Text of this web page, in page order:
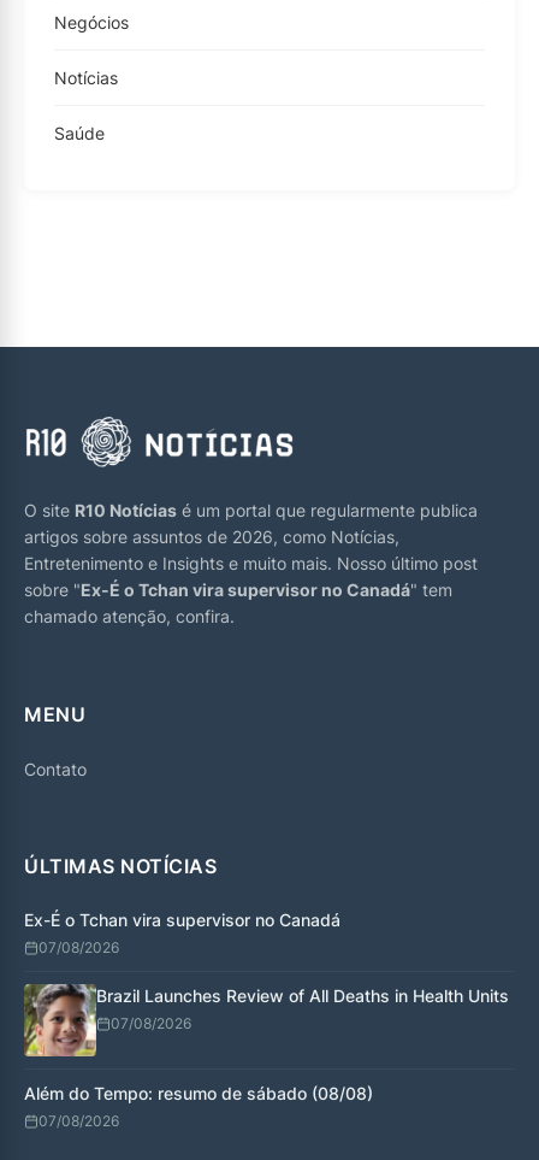
Negócios
Notícias
Saúde
O site R10 Notícias é um portal que regularmente publica
artigos sobre assuntos de 2026, como Notícias,
Entretenimento e Insights e muito mais. Nosso último post
sobre "Ex-É o Tchan vira supervisor no Canadá" tem
chamado atenção, confira.
MENU
Contato
ÚLTIMAS NOTÍCIAS
Ex-É o Tchan vira supervisor no Canadá
07/08/2026
Brazil Launches Review of All Deaths in Health Units
07/08/2026
Além do Tempo: resumo de sábado (08/08)
07/08/2026